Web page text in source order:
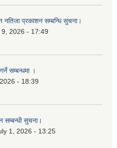
नतिजा प्रकाशन सम्बन्धि सुचना।
2026 - 17:49
सम्बन्धमा ।
- 18:39
सम्बन्धी सुचना।
1, 2026 - 13:25